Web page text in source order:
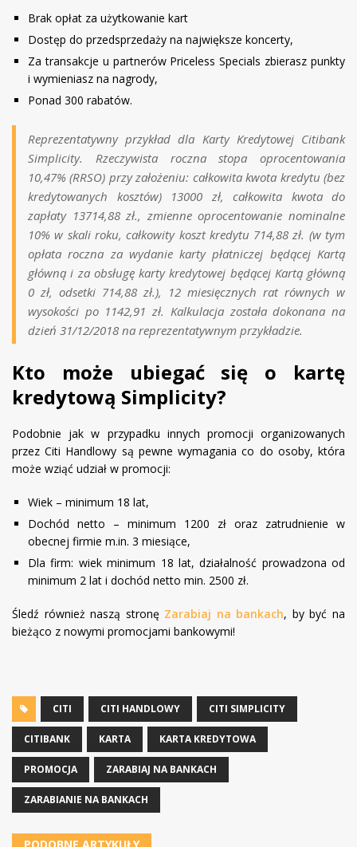
Brak opłat za użytkowanie kart
Dostęp do przedsprzedaży na największe koncerty,
Za transakcje u partnerów Priceless Specials zbierasz punkty
i wymieniasz na nagrody,
Ponad 300 rabatów.
Reprezentatywny przykład dla Karty Kredytowej Citibank
Simplicity. Rzeczywista roczna stopa oprocentowania
10,47% (RRSO) przy założeniu: całkowita kwota kredytu (bez
kredytowanych kosztów) 13000 zł, całkowita kwota do
zapłaty 13714,88 zł., zmienne oprocentowanie nominalne
10% w skali roku, całkowity koszt kredytu 714,88 zł. (w tym
opłata roczna za wydanie karty płatniczej będącej Kartą
główną i za obsługę karty kredytowej będącej Kartą główną
0 zł, odsetki 714,88 zł.), 12 miesięcznych rat równych w
wysokości po 1142,91 zł. Kalkulacja została dokonana na
dzień 31/12/2018 na reprezentatywnym przykładzie.
Kto może ubiegać się o kartę
kredytową Simplicity?
Podobnie jak w przypadku innych promocji organizowanych
przez Citi Handlowy są pewne wymagania co do osoby, która
może wziąć udział w promocji:
Wiek – minimum 18 lat,
Dochód netto – minimum 1200 zł oraz zatrudnienie w
obecnej firmie m.in. 3 miesiące,
Dla firm: wiek minimum 18 lat, działalność prowadzona od
minimum 2 lat i dochód netto min. 2500 zł.
Śledź również naszą stronę Zarabiaj na bankach, by być na
bieżąco z nowymi promocjami bankowymi!
CITI CITI HANDLOWY CITI SIMPLICITY
CITIBANK KARTA KARTA KREDYTOWA
PROMOCJA ZARABIAJ NA BANKACH
ZARABIANIE NA BANKACH